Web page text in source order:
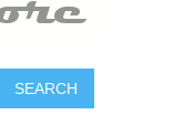
SEARCH